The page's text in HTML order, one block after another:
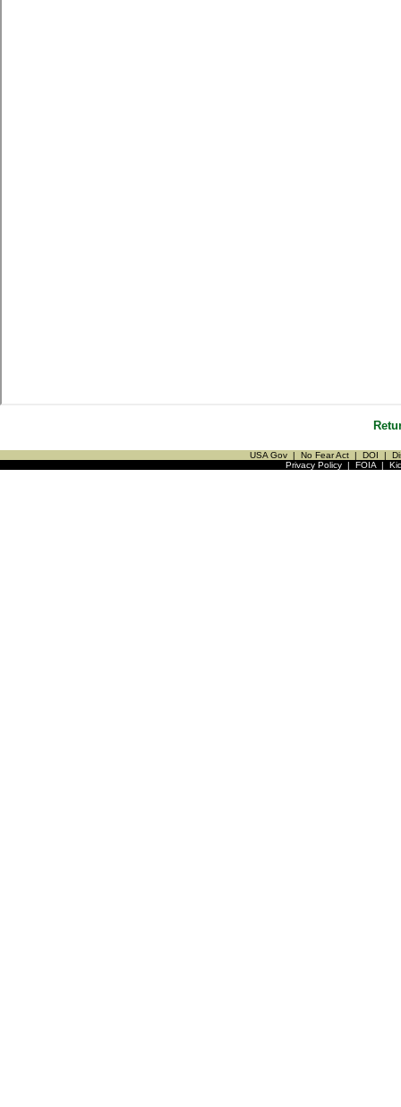
USA Gov | No Fear Act | DOI |
Privacy Policy| FOIA|